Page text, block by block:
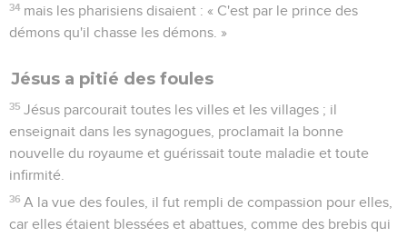
34 mais les pharisiens disaient : « C'est par le prince des
démons qu'il chasse les démons. »
Jésus a pitié des foules
35 Jésus parcourait toutes les villes et les villages ; il
enseignait dans les synagogues, proclamait la bonne
nouvelle du royaume et guérissait toute maladie et toute
infirmité.
36 A la vue des foules, il fut rempli de compassion pour elles,
car elles étaient blessées et abattues, comme des brebis qui